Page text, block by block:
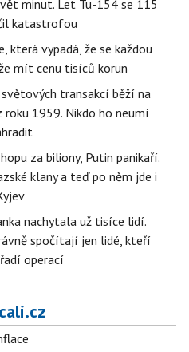
minut. Let Tu-154 se 115
katastrofou
která vypadá, že se každou
mít cenu tisíců korun
transakcí běží na
1959. Nikdo ho neumí
za biliony, Putin panikaří.
klany a teď po něm jde i
nachytala už tisíce lidí.
spočítají jen lidé, kteří
operací